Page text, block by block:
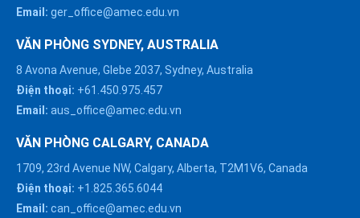
Email: ger_office@amec.edu.vn
VĂN PHÒNG SYDNEY, AUSTRALIA
8 Avona Avenue, Glebe 2037, Sydney, Australia
Điện thoại: +61.450.975.457
Email: aus_office@amec.edu.vn
VĂN PHÒNG CALGARY, CANADA
1709, 23rd Avenue NW, Calgary, Alberta, T2M1V6, Canada
Điện thoại: +1.825.365.6044
Email: can_office@amec.edu.vn